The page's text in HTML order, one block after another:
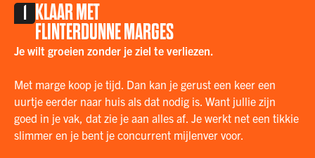
1 KLAAR MET
FLINTERDUNNE MARGES
Je wilt groeien zonder je ziel te verliezen. ‍
Met marge koop je tijd. Dan kan je gerust een keer een
uurtje eerder naar huis als dat nodig is. Want jullie zijn
goed in je vak, dat zie je aan alles af. Je werkt net een tikkie
slimmer en je bent je concurrent mijlenver voor.